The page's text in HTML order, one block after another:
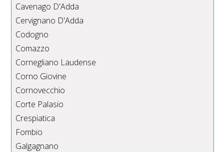
Cavenago D'Adda
Cervignano D'Adda
Codogno
Comazzo
Cornegliano Laudense
Corno Giovine
Cornovecchio
Corte Palasio
Crespiatica
Fombio
Galgagnano